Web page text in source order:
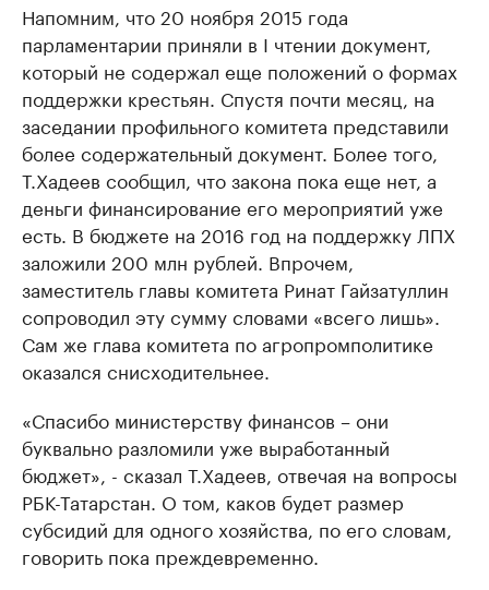
Напомним, что 20 ноября 2015 года
парламентарии приняли в I чтении документ,
который не содержал еще положений о формах
поддержки крестьян. Спустя почти месяц, на
заседании профильного комитета представили
более содержательный документ. Более того,
Т.Хадеев сообщил, что закона пока еще нет, а
деньги финансирование его мероприятий уже
есть. В бюджете на 2016 год на поддержку ЛПХ
заложили 200 млн рублей. Впрочем,
заместитель главы комитета Ринат Гайзатуллин
сопроводил эту сумму словами «всего лишь».
Сам же глава комитета по агропромполитике
оказался снисходительнее.
«Спасибо министерству финансов – они
буквально разломили уже выработанный
бюджет», - сказал Т.Хадеев, отвечая на вопросы
РБК-Татарстан. О том, каков будет размер
субсидий для одного хозяйства, по его словам,
говорить пока преждевременно.